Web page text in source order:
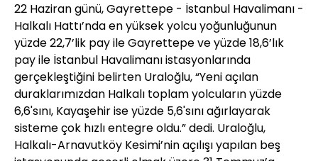
22 Haziran günü, Gayrettepe - İstanbul Havalimanı -
Halkalı Hattı’nda en yüksek yolcu yoğunluğunun
yüzde 22,7’lik pay ile Gayrettepe ve yüzde 18,6’lık
pay ile İstanbul Havalimanı istasyonlarında
gerçekleştiğini belirten Uraloğlu, “Yeni açılan
duraklarımızdan Halkalı toplam yolcuların yüzde
6,6'sını, Kayaşehir ise yüzde 5,6'sını ağırlayarak
sisteme çok hızlı entegre oldu.” dedi. Uraloğlu,
Halkalı-Arnavutköy Kesimi’nin açılışı yapılan beş